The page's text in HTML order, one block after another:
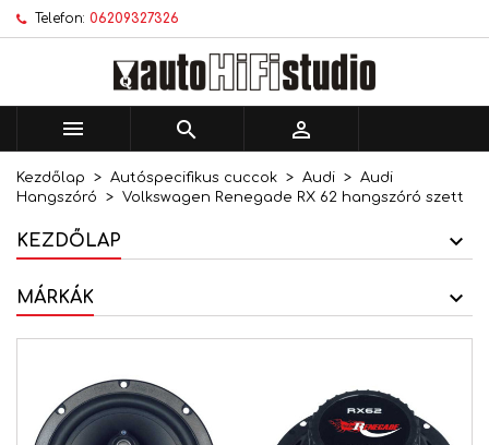
Telefon: 06209327326
  
Kezdőlap Autóspecifikus cuccok Audi
Audi
Hangszóró
Volkswagen Renegade RX 62 hangszóró szett
KEZDŐLAP
MÁRKÁK
Kívánságlistáim ×
Új lista létrehozása
Kívánságlista létrehozása ×
Kívánságlista neve
Bejelentkezés ×
történő mentéséhez.
Mégsem Bejelentkezés